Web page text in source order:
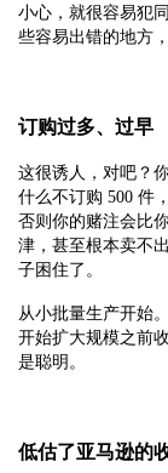
小心，就很容易犯
些容易出错的地方
订购过多、过早
这很诱人，对吧？
什么不订购 500 件
否则你的赌注会比
津，甚至根本卖不
子困住了。
从小批量生产开始
开始扩大规模之前
是聪明。
低估了亚马逊的